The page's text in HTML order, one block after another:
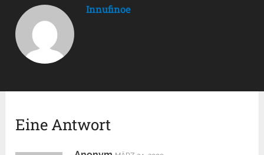
Innufinoe
Eine Antwort